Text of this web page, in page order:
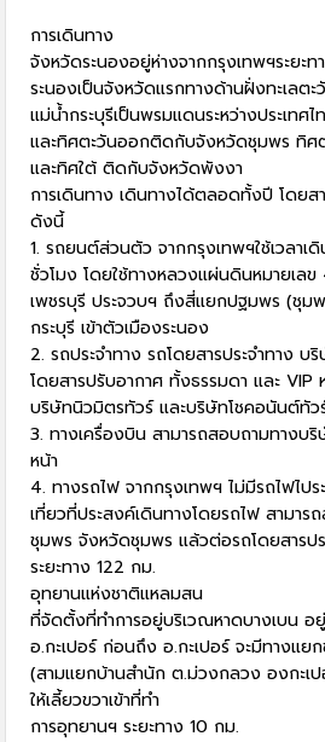
การเดินทาง
จังหวัดระนองอยู่ห่างจากกรุงเทพฯระยะ
ระนองเป็นจังหวัดแรกทางด้านฝั่งทะเลต
แม่น้ำกระบุรีเป็นพรมแดนระหว่างประเทศ
และทิศตะวันออกติดกับจังหวัดชุมพร ทิศ
และทิศใต้ ติดกับจังหวัดพังงา
การเดินทาง เดินทางได้ตลอดทั้งปี โดยส
ดังนี้
1. รถยนต์ส่วนตัว จากกรุงเทพฯใช้เวลา
ชั่วโมง โดยใช้ทางหลวงแผ่นดินหมายเล
เพชรบุรี ประจวบฯ ถึงสี่แยกปฐมพร (ชุมพ
กระบุรี เข้าตัวเมืองระนอง
2. รถประจำทาง รถโดยสารประจำทาง
โดยสารปรับอากาศ ทั้งธรรมดา และ VIP
บริษัทนิวมิตรทัวร์ และบริษัทโชคอนันต์ทัว
3. ทางเครื่องบิน สามารถสอบถามทางบ
หน้า
4. ทางรถไฟ จากกรุงเทพฯ ไม่มีรถไฟไป
เที่ยวที่ประสงค์เดินทางโดยรถไฟ สามาร
ชุมพร จังหวัดชุมพร แล้วต่อรถโดยสารป
ระยะทาง 122 กม.
อุทยานแห่งชาติแหลมสน
ที่จัดตั้งที่ทำการอยู่บริเวณหาดบางเบน อ
อ.กะเปอร์ ก่อนถึง อ.กะเปอร์ จะมีทางแย
(สามแยกบ้านสำนัก ต.ม่วงกลวง องกะเ
ให้เลี้ยวขวาเข้าที่ทำ
การอุทยานฯ ระยะทาง 10 กม.